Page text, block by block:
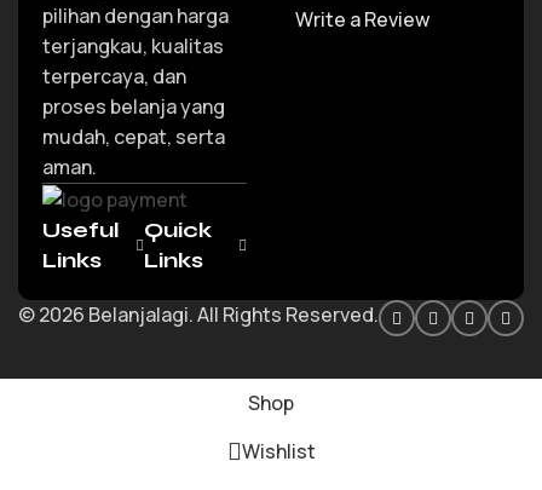
pilihan dengan harga
terjangkau, kualitas
terpercaya, dan
proses belanja yang
mudah, cepat, serta
aman.
Useful
Links
Quick
Links
Write a Review
© 2026 Belanjalagi. All Rights Reserved.
Shop
Wishlist